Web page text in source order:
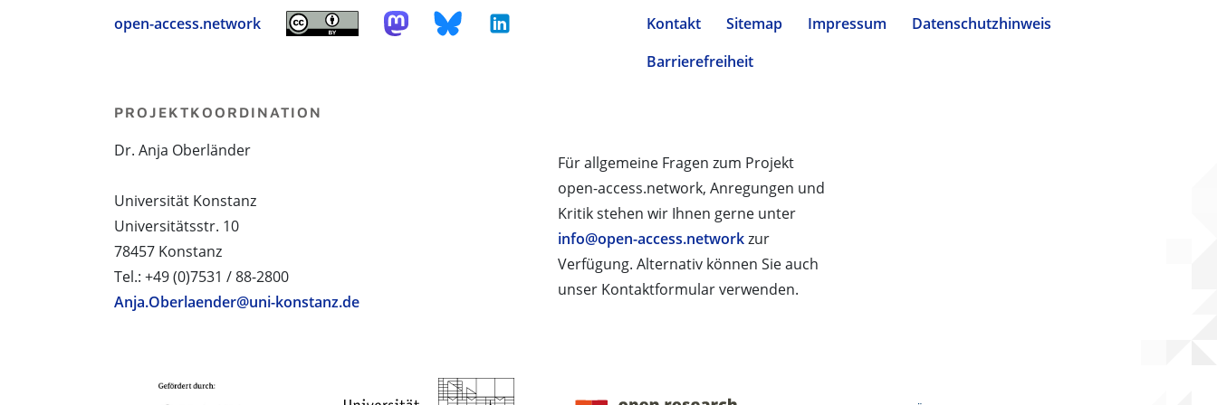
open-access.network Kontakt Sitemap Impressum
Datenschutzhinweis
Barrierefreiheit
Für allgemeine Fragen zum Projekt
open-access.network, Anregungen und
Kritik stehen wir Ihnen gerne unter
info@open-access.networkzur
Verfügung. Alternativ können Sie auch
unser Kontaktformular verwenden.
PROJEKTKOORDINATION
Dr. Anja Oberländer
Universität Konstanz
Universitätsstr. 10
78457 Konstanz
Tel.: +49 (0)7531 / 88-2800
Anja.Oberlaender@uni-konstanz.de